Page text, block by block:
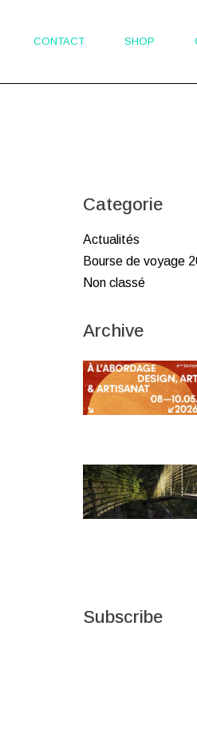
CONTACT SHOP
Categorie
Actualités
Bourse de voyage
Non classé
Archive
Subscribe